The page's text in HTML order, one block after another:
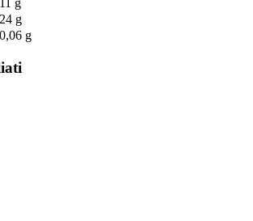
11 g
24 g
0,06 g